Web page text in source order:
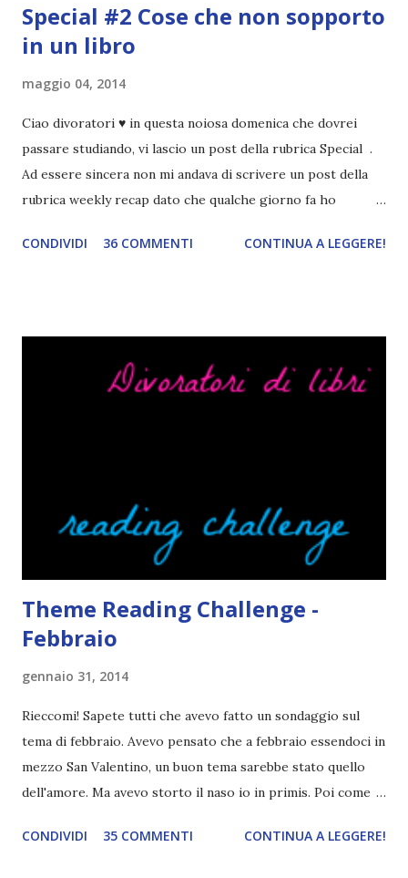
Special #2 Cose che non sopporto
in un libro
maggio 04, 2014
Ciao divoratori ♥ in questa noiosa domenica che dovrei
passare studiando, vi lascio un post della rubrica Special .
Ad essere sincera non mi andava di scrivere un post della
rubrica weekly recap dato che qualche giorno fa ho
troppo creare un nuovo banner xD Nella puntata di oggi vi
RAGAZZI nei libri hanno i capelli arruffati. Vabbè, c'è crisi, il
dei libri sono dei grandi lettori, fatto sta che io non ho mai
trovato una scena in ...
CONDIVIDI 36 COMMENTI CONTINUA A LEGGERE!
Theme Reading Challenge -
Febbraio
gennaio 31, 2014
Rieccomi! Sapete tutti che avevo fatto un sondaggio sul
tema di febbraio. Avevo pensato che a febbraio essendoci in
mezzo San Valentino, un buon tema sarebbe stato quello
dell'amore. Ma avevo storto il naso io in primis. Poi come
più difficili e fare decidere a voi lettori tra storie d'amore
CONDIVIDI 35 COMMENTI CONTINUA A LEGGERE!